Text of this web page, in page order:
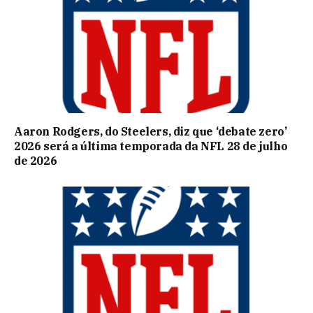
Aaron Rodgers, do Steelers, diz que ‘debate zero’
2026 será a última temporada da NFL 28 de julho
de 2026